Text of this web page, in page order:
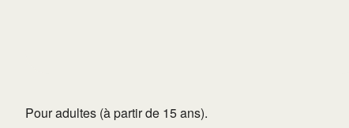
Pour adultes (à partir de 15 ans).